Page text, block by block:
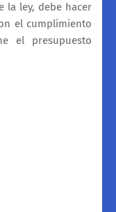
la ley, debe hacer
el cumplimiento
el presupuesto